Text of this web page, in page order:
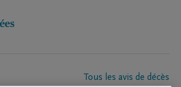
Tous les avis de décès